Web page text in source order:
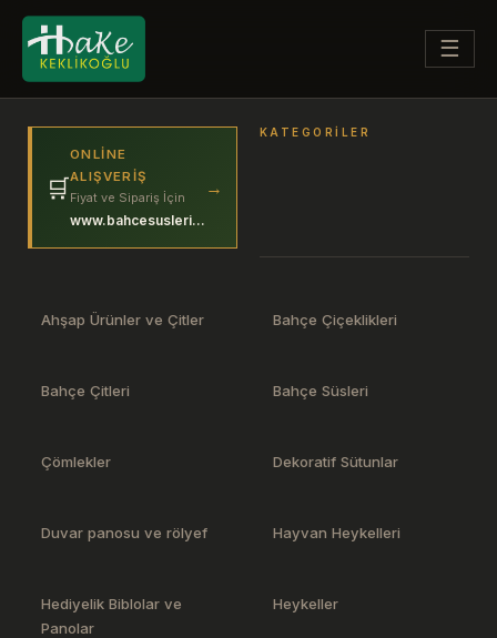
☰
🛒
ONLINE
ALIŞVERIŞ
Fiyat ve Sipariş İçin
www.bahcesuslerim.com
→
KATEGORILER
Ahşap Ürünler ve Çitler Bahçe Çiçeklikleri
Bahçe Çitleri Bahçe Süsleri
Çömlekler Dekoratif Sütunlar
Duvar panosu ve rölyef Hayvan Heykelleri
Hediyelik Biblolar ve
Panolar
Heykeller